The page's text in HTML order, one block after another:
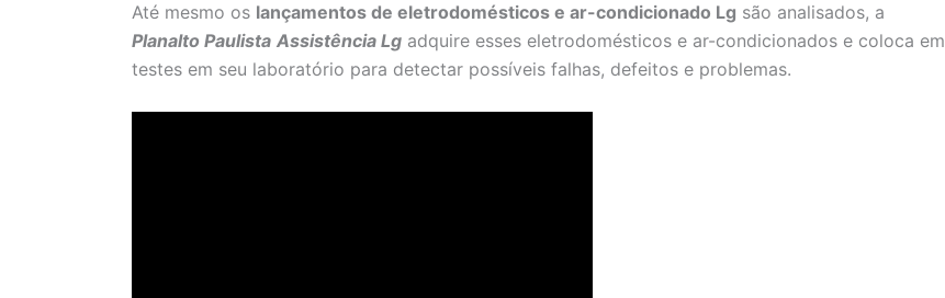
Até mesmo os lançamentos de eletrodomésticos e ar-condicionado Lg são analisados, a
Planalto Paulista Assistência Lg adquire esses eletrodomésticos e ar-condicionados e coloca em
testes em seu laboratório para detectar possíveis falhas, defeitos e problemas.